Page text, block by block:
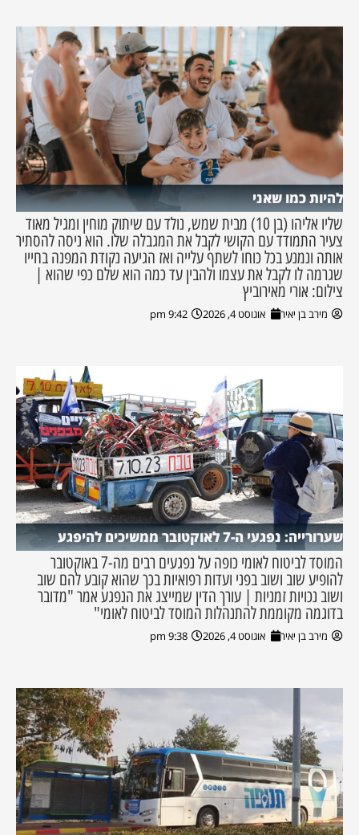
להיות כמו שאני
שליו אליהו (בן 10) מבית שמש, נולד עם שיתוק מוחין ומגיל מאוד
צעיר התמודד עם הקושי לקבל את המגבלה שלו. הוא ניסה להסתיר
אותה ונמנע בכל כוחו לשתף עלייה ואז הגיעה נקודת המפנה בחייו
שגרמה לו לקבל את עצמו ולהבין עד כמה הוא שלם כפי שהוא |
צילום: אורי מאירוביץ
מירב בן יאיר אוגוסט 4, 2026 9:42 pm
שערורייה: נפגעי ה-7 לאוקטובר ממשיכים להיפגע
המוסד לביטוח לאומי כופה על נפגעים רבים מה-7 באוקטובר
להופיע שוב ושוב בפני ועדות רפואיות בכך שהוא קובע להם שוב
ושוב נכויות זמניות | עורך הדין שמייצג את הנפגע אמר "מדובר
בדוגמה מקוממת להתנהלות המוסד לביטוח לאומי"
מירב בן יאיר אוגוסט 4, 2026 9:38 pm